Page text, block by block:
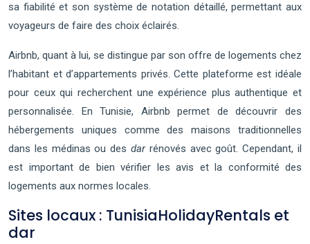
sa fiabilité et son système de notation détaillé, permettant aux
voyageurs de faire des choix éclairés.
Airbnb, quant à lui, se distingue par son offre de logements chez
l’habitant et d’appartements privés. Cette plateforme est idéale
pour ceux qui recherchent une expérience plus authentique et
personnalisée. En Tunisie, Airbnb permet de découvrir des
hébergements uniques comme des maisons traditionnelles
dans les médinas ou des darrénovés avec goût. Cependant, il
est important de bien vérifier les avis et la conformité des
logements aux normes locales.
Sites locaux : TunisiaHolidayRentals et
dar